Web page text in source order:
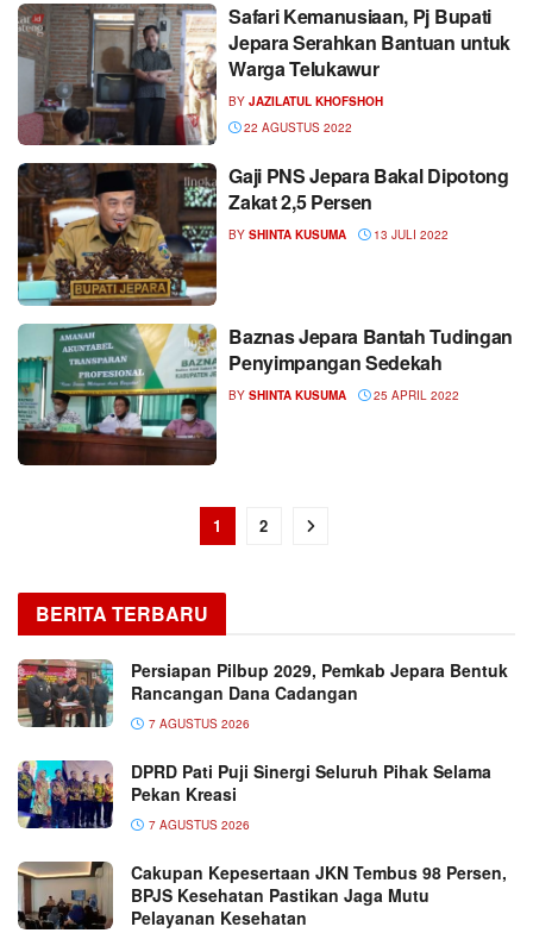
Safari Kemanusiaan, Pj Bupati
Jepara Serahkan Bantuan untuk
Warga Telukawur
BY JAZILATUL KHOFSHOH
22 AGUSTUS 2022
Gaji PNS Jepara Bakal Dipotong
Zakat 2,5 Persen
BY SHINTA KUSUMA 13 JULI 2022
Baznas Jepara Bantah Tudingan
Penyimpangan Sedekah
BY SHINTA KUSUMA 25 APRIL 2022
1 2
BERITA TERBARU
Persiapan Pilbup 2029, Pemkab Jepara Bentuk
Rancangan Dana Cadangan
7 AGUSTUS 2026
DPRD Pati Puji Sinergi Seluruh Pihak Selama
Pekan Kreasi
7 AGUSTUS 2026
Cakupan Kepesertaan JKN Tembus 98 Persen,
BPJS Kesehatan Pastikan Jaga Mutu
Pelayanan Kesehatan